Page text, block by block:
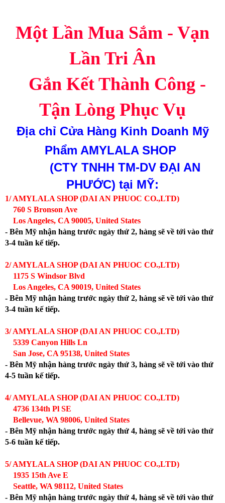
Một Lần Mua Sắm - Vạn
Lần Tri Ân
Gắn Kết Thành Công -
Tận Lòng Phục Vụ
Địa chỉ Cửa Hàng Kinh Doanh Mỹ
Phẩm AMYLALA SHOP
(CTY TNHH TM-DV ĐẠI AN
PHƯỚC) tại MỸ:
1/ AMYLALA SHOP (DAI AN PHUOC CO.,LTD)
760 S Bronson Ave
Los Angeles, CA 90005, United States
- Bên Mỹ nhận hàng trước ngày thứ 2, hàng sẽ về tới vào thứ
3-4 tuần kế tiếp.
2/ AMYLALA SHOP (DAI AN PHUOC CO.,LTD)
1175 S Windsor Blvd
Los Angeles, CA 90019, United States
- Bên Mỹ nhận hàng trước ngày thứ 2, hàng sẽ về tới vào thứ
3-4 tuần kế tiếp.
3/ AMYLALA SHOP (DAI AN PHUOC CO.,LTD)
5339 Canyon Hills Ln
San Jose, CA 95138, United States
- Bên Mỹ nhận hàng trước ngày thứ 3, hàng sẽ về tới vào thứ
4-5 tuần kế tiếp.
4/ AMYLALA SHOP (DAI AN PHUOC CO.,LTD)
4736 134th Pl SE
Bellevue, WA 98006, United States
- Bên Mỹ nhận hàng trước ngày thứ 4, hàng sẽ về tới vào thứ
5-6 tuần kế tiếp.
5/ AMYLALA SHOP (DAI AN PHUOC CO.,LTD)
1935 15th Ave E
Seattle, WA 98112, United States
- Bên Mỹ nhận hàng trước ngày thứ 4, hàng sẽ về tới vào thứ